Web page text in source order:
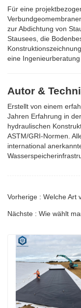
Für eine
zur Abdichtung von
Stausees, die
eine
Autor &
Erstellt von einem
Jahren Erfahrung in
hydraulischen
ASTM/GRI-Normen.
international
Nächste : Wie wählt